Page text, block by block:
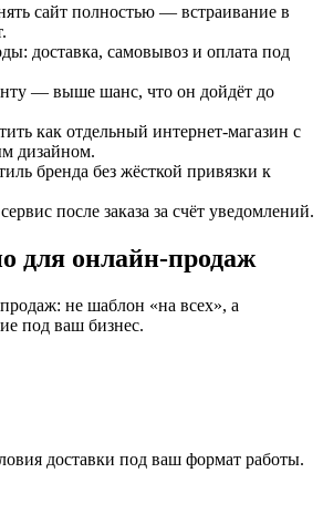
сайт полностью — встраивание в
доставка, самовывоз и оплата под
— выше шанс, что он дойдёт до
как отдельный интернет-магазин с
дизайном.
бренда без жёсткой привязки к
после заказа за счёт уведомлений.
для онлайн-продаж
не шаблон «на всех», а
под ваш бизнес.
доставки под ваш формат работы.